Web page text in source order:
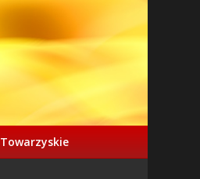
Towarzyskie